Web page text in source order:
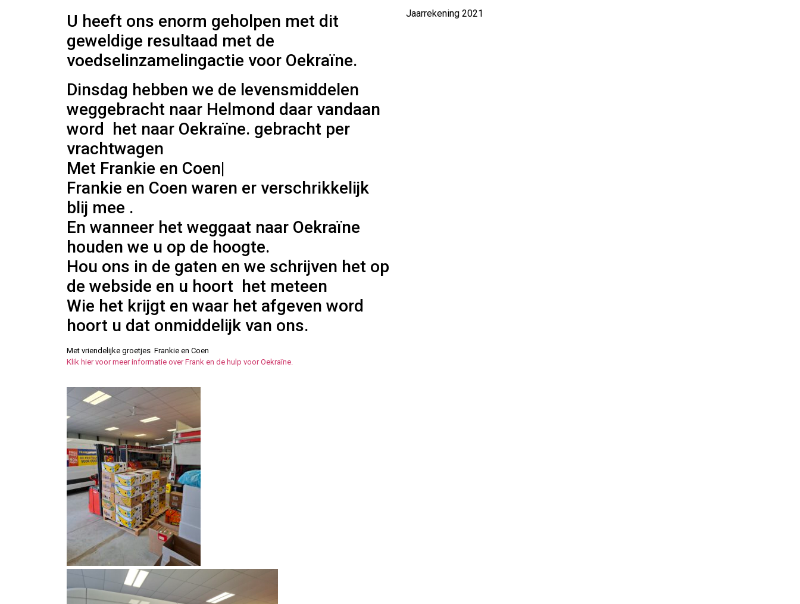
U heeft ons enorm geholpen met dit
geweldige resultaad met de
voedselinzamelingactie voor Oekraïne.
Dinsdag hebben we de levensmiddelen
weggebracht naar Helmond daar vandaan
word het naar Oekraïne. gebracht per
vrachtwagen
Met Frankie en Coen|
Frankie en Coen waren er verschrikkelijk
blij mee .
En wanneer het weggaat naar Oekraïne
houden we u op de hoogte.
Hou ons in de gaten en we schrijven het op
de webside en u hoort het meteen
Wie het krijgt en waar het afgeven word
hoort u dat onmiddelijk van ons.
Met vriendelijke groetjes Frankie en Coen
Klik hier voor meer informatie over Frank en de hulp voor Oekraïne.
Jaarrekening 2021